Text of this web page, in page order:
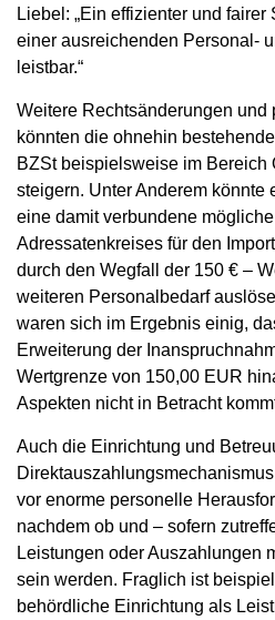
Liebel: „Ein effizienter und
einer ausreichenden Personal-
leistbar.“
Weitere Rechtsänderungen
könnten die ohnehin
BZSt beispielsweise im Bereich
steigern. Unter Anderem könnte
eine damit verbundene
Adressatenkreises für den
durch den Wegfall der 150 € –
weiteren Personalbedarf
waren sich im Ergebnis einig,
Erweiterung der
Wertgrenze von 150,00 EUR
Aspekten nicht in Betracht
Auch die Einrichtung und
vor enorme personelle
nachdem ob und – sofern
Leistungen oder Auszahlungen
sein werden. Fraglich ist
behördliche Einrichtung als